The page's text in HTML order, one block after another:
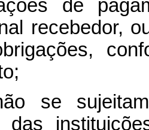
de
recebedor,
se
das